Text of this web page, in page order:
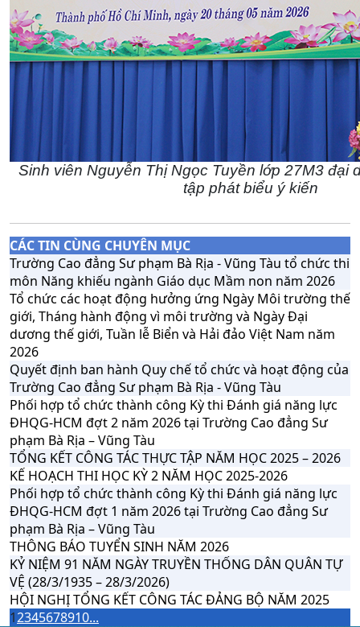
Sinh viên Nguyễn Thị Ngọc Tuyền lớp 27M3 đại
tập phát biểu ý kiến
CÁC TIN CÙNG CHUYÊN MỤC
Trường Cao đẳng Sư phạm Bà Rịa - Vũng Tàu tổ chức thi
môn Năng khiếu ngành Giáo dục Mầm non năm 2026
Tổ chức các hoạt động hưởng ứng Ngày Môi trường thế
giới, Tháng hành động vì môi trường và Ngày Đại
dương thế giới, Tuần lễ Biển và Hải đảo Việt Nam năm
2026
Quyết định ban hành Quy chế tổ chức và hoạt động của
Trường Cao đẳng Sư phạm Bà Rịa - Vũng Tàu
Phối hợp tổ chức thành công Kỳ thi Đánh giá năng lực
ĐHQG-HCM đợt 2 năm 2026 tại Trường Cao đẳng Sư
phạm Bà Rịa – Vũng Tàu
TỔNG KẾT CÔNG TÁC THỰC TẬP NĂM HỌC 2025 – 2026
KẾ HOẠCH THI HỌC KỲ 2 NĂM HỌC 2025-2026
Phối hợp tổ chức thành công Kỳ thi Đánh giá năng lực
ĐHQG-HCM đợt 1 năm 2026 tại Trường Cao đẳng Sư
phạm Bà Rịa – Vũng Tàu
THÔNG BÁO TUYỂN SINH NĂM 2026
KỶ NIỆM 91 NĂM NGÀY TRUYỀN THỐNG DÂN QUÂN TỰ
VỆ (28/3/1935 – 28/3/2026)
HỘI NGHỊ TỔNG KẾT CÔNG TÁC ĐẢNG BỘ NĂM 2025
12345678910...